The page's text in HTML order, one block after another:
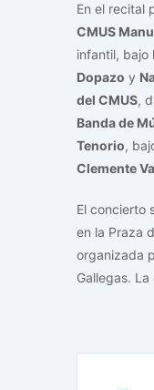
En el recital
CMUS
infantil, bajo
Dopazo y
del CMUS,
Banda de
Tenorio,
Clemente
El concierto
en la Praza
organizada
Gallegas.